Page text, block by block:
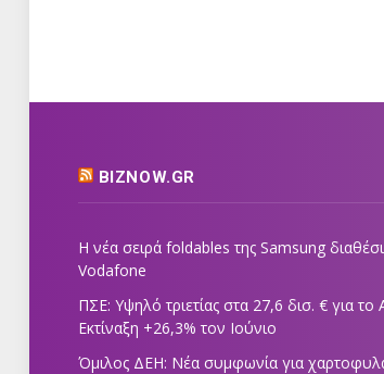
BIZNOW.GR
Η νέα σειρά foldables της Samsung
Vodafone
ΠΣΕ: Υψηλό τριετίας στα 27,6 δισ. € για το
Εκτίναξη +26,3% τον Ιούνιο
Όμιλος ΔΕΗ: Νέα συμφωνία για